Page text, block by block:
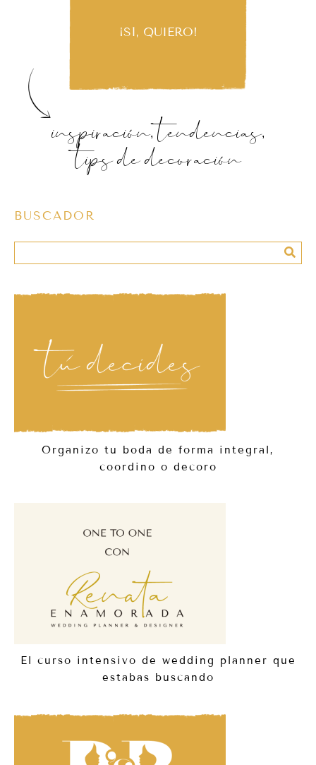
¡SÍ, QUIERO!
inspiración, tendencias,
tips de decoración
BUSCADOR
Organizo tu boda de forma integral,
coordino o decoro
El curso intensivo de wedding planner que
estabas buscando